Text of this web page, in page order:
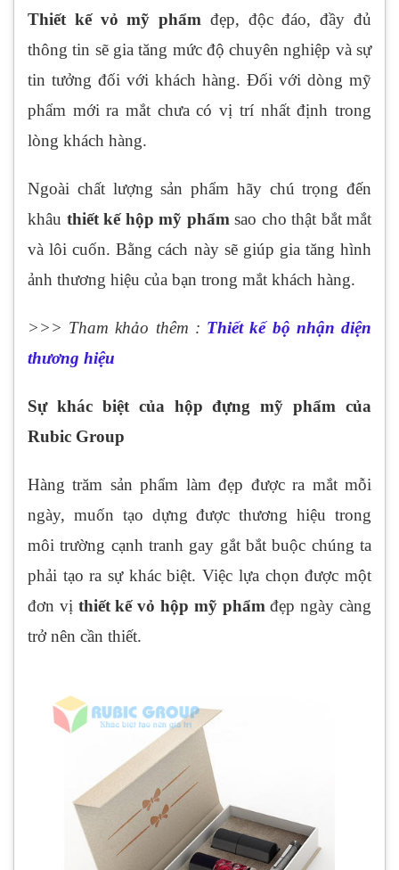
Thiết kế vỏ mỹ phẩm đẹp, độc đáo, đầy đủ
thông tin sẽ gia tăng mức độ chuyên nghiệp và sự
tin tưởng đối với khách hàng. Đối với dòng mỹ
phẩm mới ra mắt chưa có vị trí nhất định trong
lòng khách hàng.
Ngoài chất lượng sản phẩm hãy chú trọng đến
khâu thiết kế hộp mỹ phẩm sao cho thật bắt mắt
và lôi cuốn. Bằng cách này sẽ giúp gia tăng hình
ảnh thương hiệu của bạn trong mắt khách hàng.
>>> Tham khảo thêm : Thiết kế bộ nhận diện
thương hiệu
Sự khác biệt của hộp đựng mỹ phẩm của
Rubic Group
Hàng trăm sản phẩm làm đẹp được ra mắt mỗi
ngày, muốn tạo dựng được thương hiệu trong
môi trường cạnh tranh gay gắt bắt buộc chúng ta
phải tạo ra sự khác biệt. Việc lựa chọn được một
đơn vị thiết kế vỏ hộp mỹ phẩm đẹp ngày càng
trở nên cần thiết.